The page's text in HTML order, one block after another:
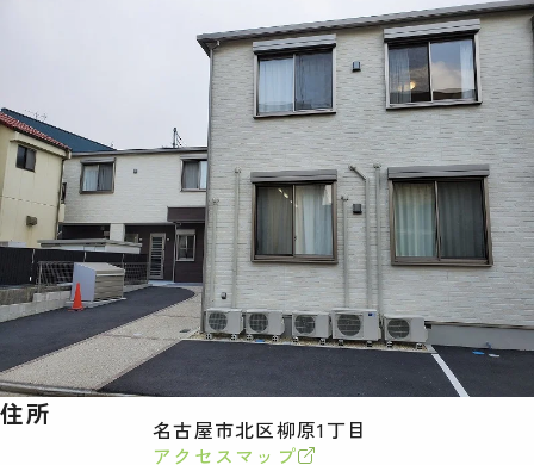
住所
名古屋市北区柳原1丁目
アクセスマップ